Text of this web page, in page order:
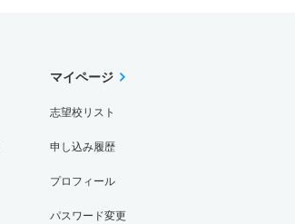
マイページ
志望校リスト
申し込み履歴
プロフィール
パスワード変更